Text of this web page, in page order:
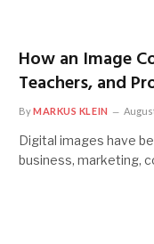
How an Image
Teachers, and
ByMARKUS KLEIN
Digital images have
business, marketing,